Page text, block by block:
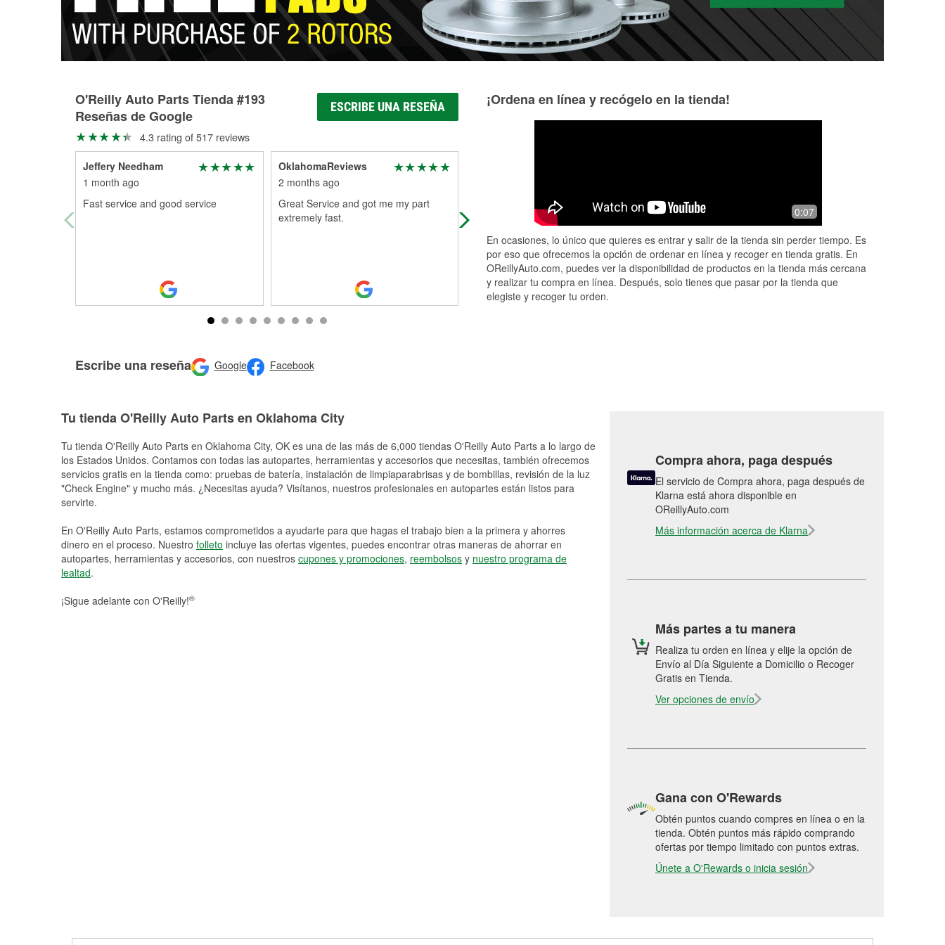
O'Reilly Auto Parts Tienda #193
Reseñas de Google
ESCRIBE UNA RESEÑA
4.3 rating of 517 reviews
Jeffery Needham
1 month ago
Fast service and good service
OklahomaReviews
2 months ago
Great Service and got me my part
extremely fast.
Needed wipers and help putting them
on. Friendly staff and they were able
All ways has part i need
Escribe una reseña Google Facebook
¡Ordena en línea y recógelo en la tienda!
0:07
En ocasiones, lo único que quieres es entrar y salir de la tienda sin perder tiempo. Es
por eso que ofrecemos la opción de ordenar en línea y recoger en tienda gratis. En
OReillyAuto.com, puedes ver la disponibilidad de productos en la tienda más cercana
y realizar tu compra en línea. Después, solo tienes que pasar por la tienda que
elegiste y recoger tu orden.
Tu tienda O'Reilly Auto Parts en Oklahoma City
Tu tienda O'Reilly Auto Parts en Oklahoma City, OK es una de las más de 6,000 tiendas O'Reilly Auto Parts a lo largo de
los Estados Unidos. Contamos con todas las autopartes, herramientas y accesorios que necesitas, también ofrecemos
servicios gratis en la tienda como: pruebas de batería, instalación de limpiaparabrisas y de bombillas, revisión de la luz
"Check Engine" y mucho más. ¿Necesitas ayuda? Visítanos, nuestros profesionales en autopartes están listos para
servirte.
En O'Reilly Auto Parts, estamos comprometidos a ayudarte para que hagas el trabajo bien a la primera y ahorres
dinero en el proceso. Nuestro folleto incluye las ofertas vigentes, puedes encontrar otras maneras de ahorrar en
autopartes, herramientas y accesorios, con nuestros cupones y promociones, reembolsos y nuestro programa de
lealtad.
¡Sigue adelante con O'Reilly!®
Compra ahora, paga después
El servicio de Compra ahora, paga después de
Klarna está ahora disponible en
OReillyAuto.com
Más información acerca de Klarna
Más partes a tu manera
Realiza tu orden en línea y elije la opción de
Envío al Día Siguiente a Domicilio o Recoger
Gratis en Tienda.
Ver opciones de envío
Gana con O'Rewards
Obtén puntos cuando compres en línea o en la
tienda. Obtén puntos más rápido comprando
ofertas por tiempo limitado con puntos extras.
Únete a O'Rewards o inicia sesión